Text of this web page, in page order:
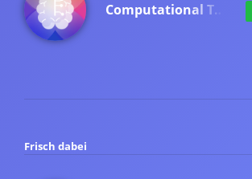
Computational T…
Frisch dabei